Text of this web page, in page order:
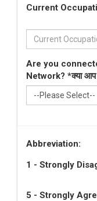
Current
Are you
Network? *क्या आप
Abbreviation:
1 - Strongly
5 - Strongly